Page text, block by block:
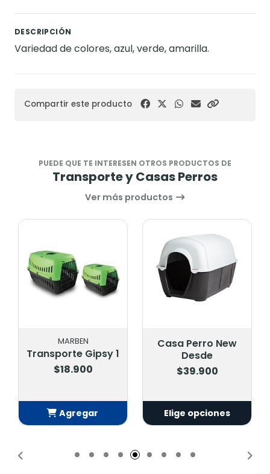
DESCRIPCIÓN
Variedad de colores, azul, verde, amarilla.
Compartir este producto
PUEDE QUE TE INTERESEN OTROS PRODUCTOS DE
Transporte y Casas Perros
Ver más productos
MARBEN
Transporte Gipsy 1
$18.900
Agregar
Casa Perro New
Desde
$39.900
Elige opciones